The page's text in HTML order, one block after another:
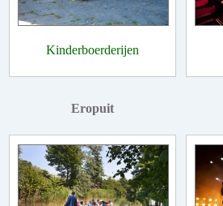
Kinderboerderijen
Eropuit